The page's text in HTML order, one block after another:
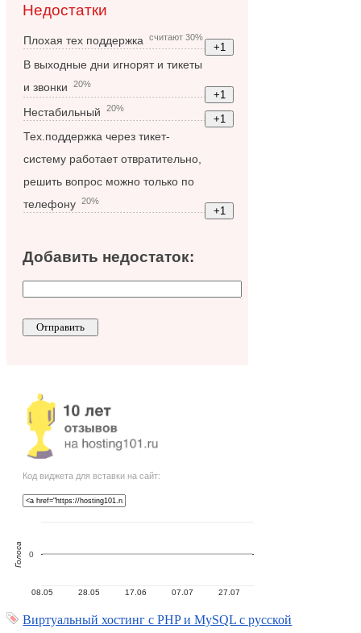
Недостатки
Плохая тех поддержка считают 30%
В выходные дни игнорят и тикеты
и звонки
20%
Нестабильный 20%
Тех.поддержка через тикет-
систему работает отвратительно,
решить вопрос можно только по
телефону
20%
Добавить недостаток:
Код виджета для вставки на сайт:
08.05 28.05 17.06 07.07 27.07
0
Голоса
Виртуальный хостинг c PHP и MySQL с русской